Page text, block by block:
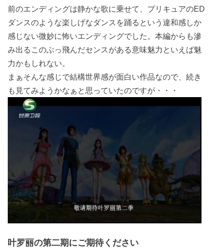
前のエンディングは静かな歌に乗せて、プリキュアのED
ダンスのような楽しげなダンスを踊るという違和感しか
感じない微妙に怖いエンディングでした。本編からも滲
み出るこのぶっ飛んだセンスがある意味魅力といえば魅
力かもしれない。
まぁそんな感じで結構世界感が面白い作品なので、続き
も見てみようかなぁと思っていたのですが・・・
叶罗丽の第二期にご期待ください